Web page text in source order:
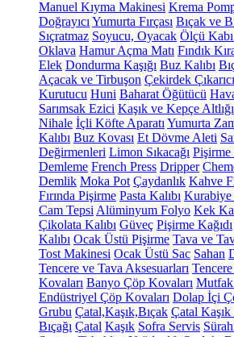
Manuel Kıyma Makinesi Krema
Doğrayıcı Yumurta Fırçası Bıçak ve
Sıçratmaz Soyucu, Oyacak Ölçü Kabı
Oklava Hamur Açma Matı Fındık
Elek Dondurma Kaşığı Buz Kalıbı
Açacak ve Tirbuşon Çekirdek Çıkarıcı
Kurutucu Huni Baharat Öğütücü
Sarımsak Ezici Kaşık ve Kepçe Altlığı
Nihale İçli Köfte Aparatı Yumurta
Kalıbı Buz Kovası Et Dövme Aleti
Değirmenleri Limon Sıkacağı Pişirme
Demleme French Press Dripper
Demlik Moka Pot Çaydanlık Kahve
Fırında Pişirme Pasta Kalıbı Kurabiye
Cam Tepsi Alüminyum Folyo Kek
Çikolata Kalıbı Güveç Pişirme Kağıdı
Kalıbı Ocak Üstü Pişirme Tava ve
Tost Makinesi Ocak Üstü Sac Sahan
Tencere ve Tava Aksesuarları
Kovaları Banyo Çöp Kovaları Mutfak
Endüstriyel Çöp Kovaları Dolap İçi
Grubu Çatal,Kaşık,Bıçak Çatal Kaşık
Bıçağı Çatal Kaşık Sofra Servis